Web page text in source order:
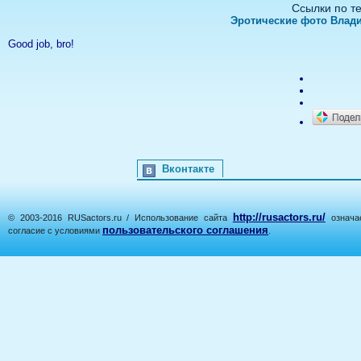
Ссылки по
Эротические фото
Good job, bro!
Вконтакте
© 2003-2016 RUSactors.ru / Использование сайта http://rusactors.ru/
согласие с условиями пользовательского соглашения